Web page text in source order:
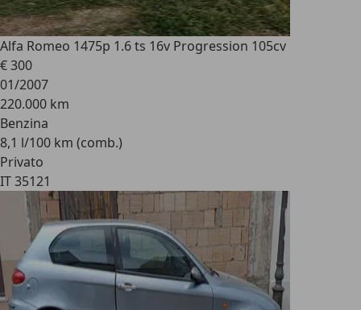
Alfa Romeo 1475p 1.6 ts 16v Progression 105cv
€ 300
01/2007
220.000 km
Benzina
8,1 l/100 km (comb.)
Privato
IT 35121